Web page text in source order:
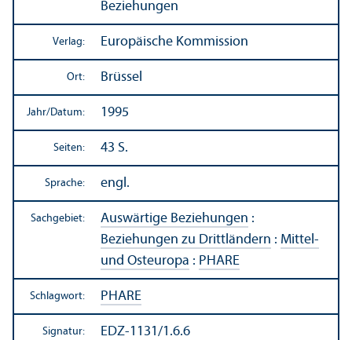
Beziehungen
Verlag: Europäische Kommission
Ort: Brüssel
Jahr/Datum: 1995
Seiten: 43 S.
Sprache: engl.
Sachgebiet: Auswärtige Beziehungen :
Beziehungen zu Drittländern : Mittel-
und Osteuropa : PHARE
Schlagwort: PHARE
Signatur: EDZ-1131/1.6.6